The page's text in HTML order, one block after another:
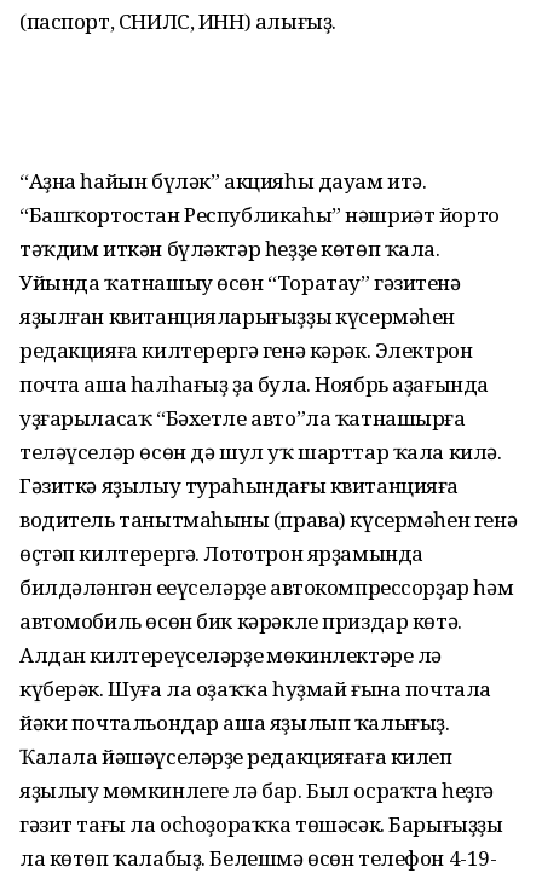
(паспорт, СНИЛС, ИНН) алығыҙ.
“Аҙна һайын бүләк” акцияһы дауам итә.
“Башҡортостан Республикаһы” нәшриәт йорто
тәҡдим иткән бүләктәр һеҙҙе көтөп ҡала.
Уйында ҡатнашыу өсөн “Торатау” гәзитенә
яҙылған квитанцияларығыҙҙың күсермәһен
редакцияға килтерергә генә кәрәк. Электрон
почта аша һалһағыҙ ҙа була. Ноябрь аҙағында
уҙғарыласаҡ “Бәхетле авто”ла ҡатнашырға
теләүселәр өсөн дә шул уҡ шарттар ҡала килә.
Гәзиткә яҙылыу тураһындағы квитанцияға
водитель танытмаһының (права) күсермәһен генә
өҫтәп килтерергә. Лототрон ярҙамында
билдәләнгән еңеүселәрҙе автокомпрессорҙар һәм
автомобиль өсөн бик кәрәкле приздар көтә.
Алдан килтереүселәрҙең мөкинлектәре лә
күберәк. Шуға ла оҙаҡҡа һуҙмай ғына почтала
йәки почтальондар аша яҙылып ҡалығыҙ.
Ҡалала йәшәүселәрҙең редакцияғаға килеп
яҙылыу мөмкинлеге лә бар. Был осраҡта һеҙгә
гәзит тағы ла осһоҙораҡҡа төшәсәк. Барығыҙҙы
ла көтөп ҡалабыҙ. Белешмә өсөн телефон 4-19-